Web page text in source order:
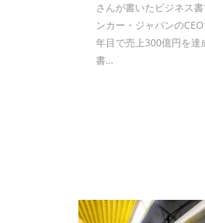
さんが書いたビジネス
ンカー・ジャパンの
年目で売上300億円を達
書…